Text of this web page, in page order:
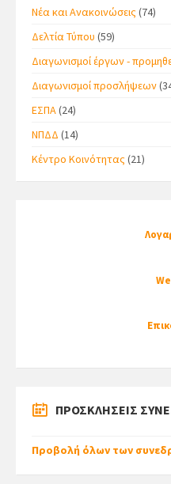
Νέα και Ανακοινώσεις(74)
Δελτία Τύπου (59)
Διαγωνισμοί έργων -
Διαγωνισμοί προσλήψεων
ΕΣΠΑ(24)
ΝΠΔΔ (14)
Κέντρο Κοινότητας(21)
ΠΡΟΣΚΛΗΣΕΙΣ
Προβολή όλων των